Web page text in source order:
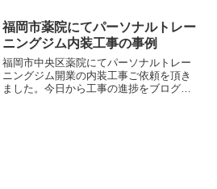
福岡市薬院にてパーソナルトレー
ニングジム内装工事の事例
福岡市中央区薬院にてパーソナルトレー
ニングジム開業の内装工事ご依頼を頂き
ました。今日から工事の進捗をブログに